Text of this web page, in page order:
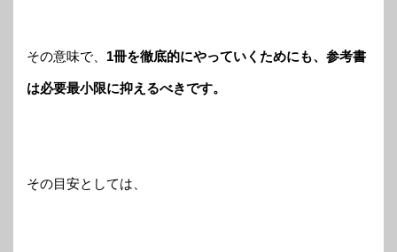
その意味で、 1冊を徹底的にやっていくためにも、参考書
は必要最小限に抑えるべきです。
その目安としては、